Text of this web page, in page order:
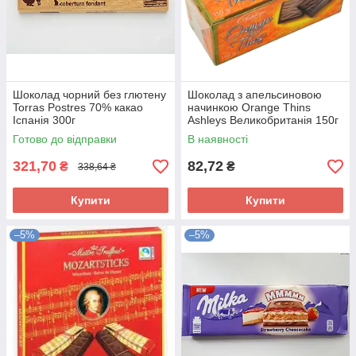
Шоколад чорний без глютену
Torras Postres 70% какао
Іспанія 300г
Готово до відправки
321,70 ₴ 338,64 ₴
Купити
Шоколад з апельсиновою
начинкою Orange Thins
Ashleys Великобританія 150г
В наявності
82,72 ₴
Купити
–5% –5%